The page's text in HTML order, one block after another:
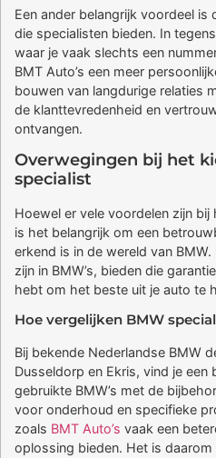
Een ander belangrijk voordeel is
die specialisten bieden. In
waar je vaak slechts een
BMT Auto’s een meer
bouwen van langdurige relaties
de klanttevredenheid en
ontvangen.
Overwegingen bij het
specialist
Hoewel er vele voordelen zijn
is het belangrijk om een
erkend is in de wereld van
zijn in BMW’s, bieden die
hebt om het beste uit je auto te
Hoe vergelijken BMW
Bij bekende Nederlandse BMW
Dusseldorp en Ekris, vind je een
gebruikte BMW’s met de
voor onderhoud en specifieke
zoals BMT Auto’s vaak een
oplossing bieden. Het is